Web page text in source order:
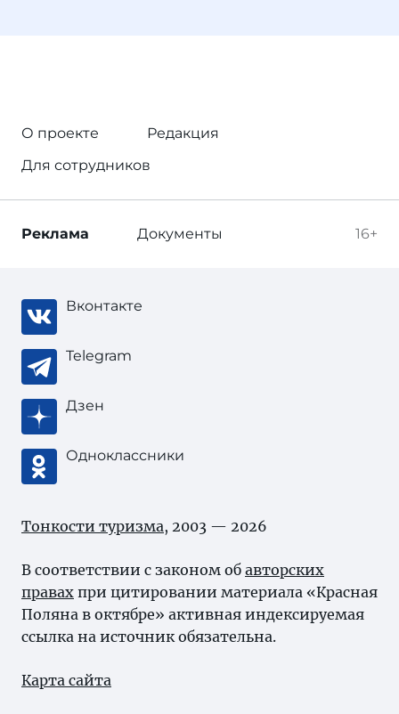
О проекте
Редакция
Для сотрудников
16+
Реклама Документы
Вконтакте
Telegram
Дзен
Одноклассники
Тонкости туризма, 2003 — 2026
В соответствии с законом об авторских
правах при цитировании материала «Красная
Поляна в октябре» активная индексируемая
ссылка на источник обязательна.
Карта сайта